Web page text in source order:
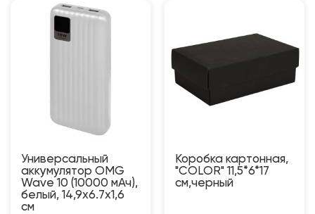
Универсальный
аккумулятор OMG
Wave 10 (10000 мАч),
белый, 14,9х6.7х1,6
см
Коробка картонная,
"COLOR" 11,5*6*17
см,черный